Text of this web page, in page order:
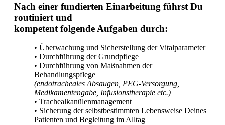
Nach einer fundierten Einarbeitung führst Du
routiniert und
kompetent folgende Aufgaben durch:
• Überwachung und Sicherstellung der Vitalparameter
• Durchführung der Grundpflege
• Durchführung von Maßnahmen der
Behandlungspflege
(endotracheales Absaugen, PEG-Versorgung,
Medikamentengabe, Infusionstherapie etc.)
• Trachealkanülenmanagement
• Sicherung der selbstbestimmten Lebensweise Deines
Patienten und Begleitung im Alltag